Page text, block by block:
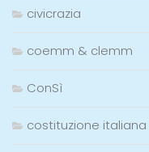
civicrazia
coemm & clemm
ConSì
costituzione italiana